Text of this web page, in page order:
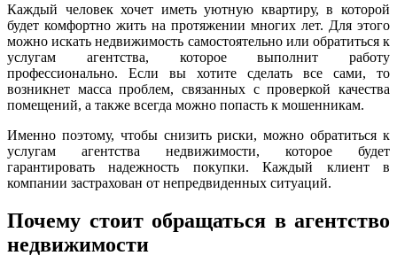
Каждый человек хочет иметь уютную квартиру, в которой
будет комфортно жить на протяжении многих лет. Для этого
можно искать недвижимость самостоятельно или обратиться к
услугам агентства, которое выполнит работу
профессионально. Если вы хотите сделать все сами, то
возникнет масса проблем, связанных с проверкой качества
помещений, а также всегда можно попасть к мошенникам.
Именно поэтому, чтобы снизить риски, можно обратиться к
услугам агентства недвижимости, которое будет
гарантировать надежность покупки. Каждый клиент в
компании застрахован от непредвиденных ситуаций.
Почему стоит обращаться в агентство
недвижимости